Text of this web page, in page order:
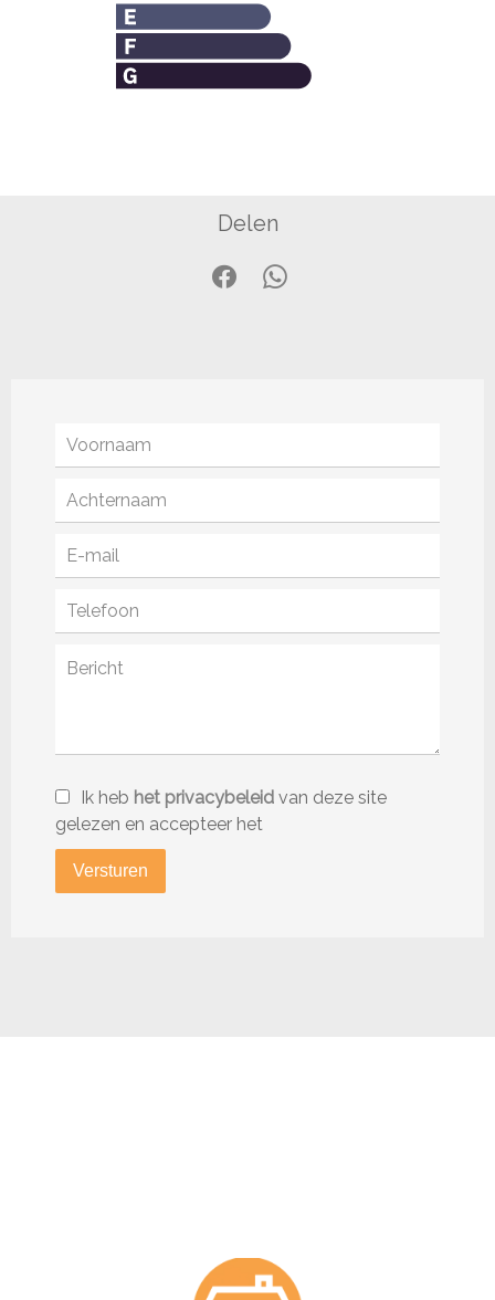
Delen
Ik heb het privacybeleid van deze site
gelezen en accepteer het
Versturen